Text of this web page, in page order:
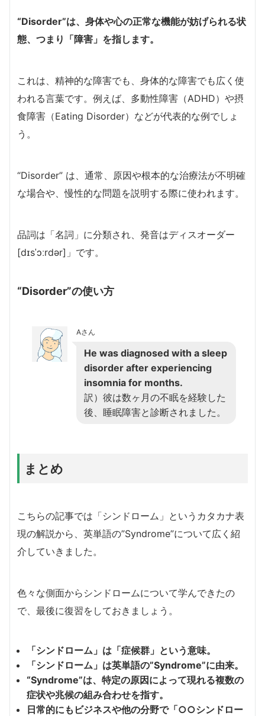
“Disorder”は、身体や心の正常な機能が妨げられる状
態、つまり「障害」を指します。
これは、精神的な障害でも、身体的な障害でも広く使
われる言葉です。例えば、多動性障害（ADHD）や摂
食障害（Eating Disorder）などが代表的な例でしょ
う。
“Disorder” は、通常、原因や根本的な治療法が不明確
な場合や、慢性的な問題を説明する際に使われます。
品詞は「名詞」に分類され、発音はディスオーダー
[dɪsˈɔːrdər]」です。
“Disorder”の使い方
Aさん
He was diagnosed with a sleep
disorder after experiencing
insomnia for months.
訳）彼は数ヶ月の不眠を経験した
後、睡眠障害と診断されました。
まとめ
こちらの記事では「シンドローム」というカタカナ表
現の解説から、英単語の”Syndrome”について広く紹
介していきました。
色々な側面からシンドロームについて学んできたの
で、最後に復習をしておきましょう。
「シンドローム」は「症候群」という意味。
「シンドローム」は英単語の”Syndrome”に由来。
“Syndrome”は、特定の原因によって現れる複数の
症状や兆候の組み合わせを指す。
日常的にもビジネスや他の分野で「○○シンドロー